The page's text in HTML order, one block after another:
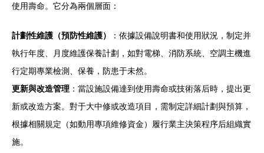
使用壽命。它分為兩個層面：
計劃性維護（預防性維護）
：依據設備說明書和使用狀況，制定并
執行年度、月度維護保養計劃，如對電梯、消防系統、空調主機進
行定期專業檢測、保養，防患于未然。
更新與改造管理 ：當設施設備達到使用壽命或技術落后時，提出更
新或改造方案。對于大中修或改造項目，需制定詳細計劃與預算，
根據相關規定（如動用專項維修資金）履行業主決策程序后組織實
施。